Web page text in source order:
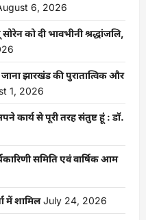
6, 2026
को दी भावभीनी श्रद्धांजलि,
जाना झारखंड की पुरातात्विक और
1, 2026
कार्य से पूरी तरह संतुष्ट हूं : डॉ.
समिति एवं वार्षिक आम
में शामिल July 24, 2026